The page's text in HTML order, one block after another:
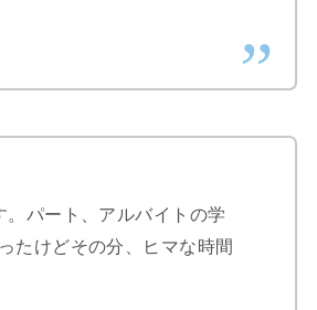
パート、アルバイトの学
たけどその分、ヒマな時間